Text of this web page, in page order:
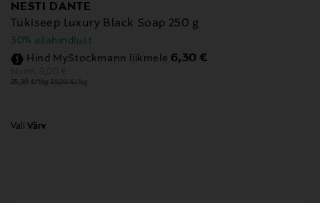
NESTI DANTE
Tükiseep Luxury Black Soap 250 g
30% allahindlust
Hind MyStockmann liikmele Discounted Price
6,30 €
Norm. Original Price
9,00 €
25,20 €/1kg 36,00 €/1kg
Vali Värv